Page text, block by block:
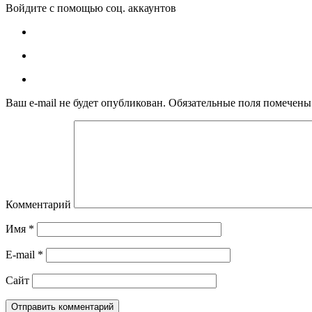
Войдите с помощью соц. аккаунтов
Ваш e-mail не будет опубликован. Обязательные поля
Комментарий
Имя *
E-mail *
Сайт